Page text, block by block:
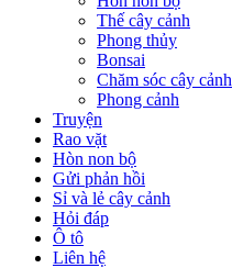
Thế cây cảnh
Phong thủy
Bonsai
Chăm sóc cây cảnh
Phong cảnh
Truyện
Rao vặt
Hòn non bộ
Gửi phản hồi
Sỉ và lẻ cây cảnh
Hỏi đáp
Ô tô
Liên hệ